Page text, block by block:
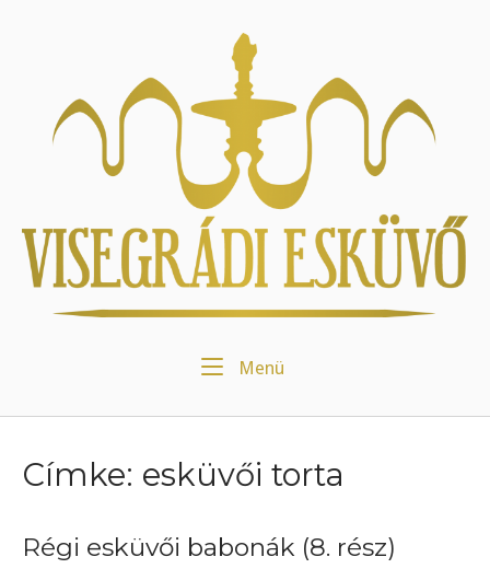
Menü
Címke: esküvői torta
Régi esküvői babonák (8. rész)